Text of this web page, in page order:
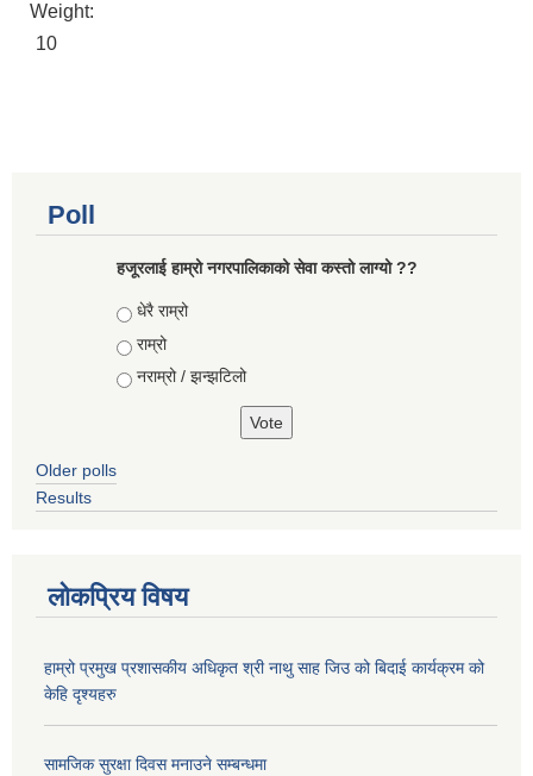
Weight:
10
Poll
हजूरलाई हाम्रो नगरपालिकाको सेवा कस्तो लाग्यो ??
Choices
धेरै राम्रो
राम्रो
नराम्रो / झन्झटिलो
Older polls
Results
लोकप्रिय विषय
हाम्रो प्रमुख प्रशासकीय अधिकृत श्री नाथु साह जिउ को बिदाई कार्यक्रम को
केहि दृश्यहरु
सामजिक सुरक्षा दिवस मनाउने सम्बन्धमा